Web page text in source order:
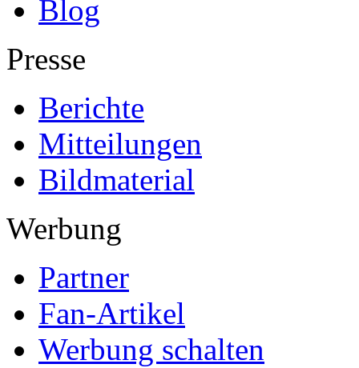
Blog
Presse
Berichte
Mitteilungen
Bildmaterial
Werbung
Partner
Fan-Artikel
Werbung schalten